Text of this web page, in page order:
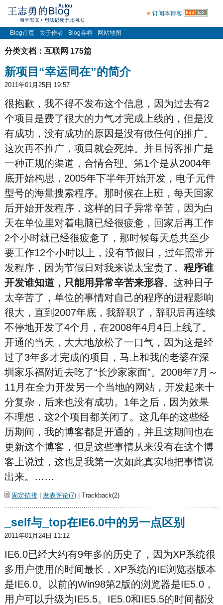
订阅本博客
Blog首页 关于作者 Blog存档 网站地图
分类文档：互联网 175篇
新项目“幸运同在”的简介
2011年01月25日 19:57
很抱歉，我不得不发布这个信息，因为过去有2
个项目是费了很大的力气才完成上线的，但是没
有成功，没有成功的原因是没有做任何的推广。
这次再不推广，项目就会死掉。并且博客推广是
一种正规的渠道，合情合理。第1个是从2004年
底开始构思，2005年下半年开始开发，电子元件
型号的海量搜索程序。那时候在上班，每天回家
后开始开发程序，这样的日子异常辛苦，因为白
天在单位里对着电脑已经很疲惫，回家后再工作
2个小时就已经很疲惫了，那时候每天总共至少
要工作12个小时以上，没有节假日，过年照常开
发程序，因为节假日对我来说太宝贵了。 程序谁
开发谁知道，只能用异常辛苦来形容。这种日子
太辛苦了，单位的事情对自己的程序的进程影响
很大，直到2007年底，我辞职了，辞职后再连续
不停地开发了4个月，在2008年4月4日上线了。
开通的当天，大大地放松了一口气，因为这是经
过了3年多才完成的项目，马上和我的老婆在深
圳家乐福附近去吃了“长沙家家面”。2008年7月～
11月在全力开发另一个当地的网站，开发起来十
分复杂，后来也没有成功。1年之后，因为效果
不理想，这2个项目都关闭了。这几年的这些经
历期间，我的博客都是开通的，并且这期间也在
更新这个博客，但是这些事情从来没有在这个博
客上说过，这也是我第一次如此真实地把事情说
出来。……
固定链接| 发表评论(7)| Trackback(2)
_self与_top在IE6.0中的另一点区别
2011年01月24日 11:12
IE6.0已经大约有9年多的历史了，因为XP系统很
多用户使用的时间最长，XP系统的IE浏览器版本
是IE6.0。以前的Win98第2版的浏览器是IE5.0，
用户可以升级为IE5.5。IE5.0和IE5.5的时间都没